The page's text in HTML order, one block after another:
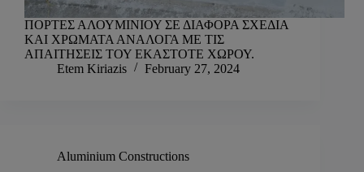
ΠΟΡΤΕΣ ΑΛΟΥΜΙΝΙΟΥ ΣΕ ΔΙΑΦΟΡΑ ΣΧΕΔΙΑ
ΚΑΙ ΧΡΩΜΑΤΑ ΑΝΑΛΟΓΑ ΜΕ ΤΙΣ
ΑΠΑΙΤΗΣΕΙΣ ΤΟΥ ΕΚΑΣΤΟΤΕ ΧΩΡΟΥ.
Etem Kiriazis
February 27, 2024
Aluminium Constructions